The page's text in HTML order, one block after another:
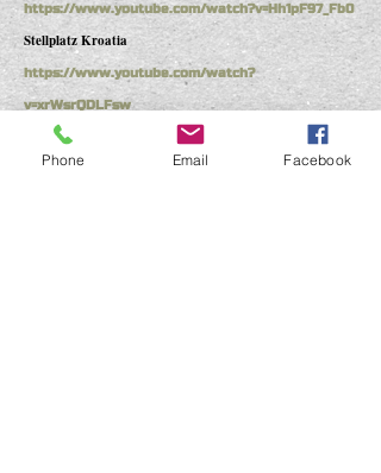
https://www.youtube.com/watch?v=Hh1pF97_Fb0
Stellplatz Kroatia
https://www.youtube.com/watch?
v=xrWsrQDLFsw
Stellplatz Østerike
https://www.youtube.com/watch?
Phone Email Facebook